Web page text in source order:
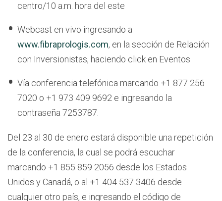
centro/10 a.m. hora del este
Webcast en vivo ingresando a
www.fibraprologis.com, en la sección de Relación
con Inversionistas, haciendo click en Eventos
Vía conferencia telefónica marcando +1 877 256
7020 o +1 973 409 9692 e ingresando la
contraseña 7253787.
Del 23 al 30 de enero estará disponible una repetición
de la conferencia, la cual se podrá escuchar
marcando +1 855 859 2056 desde los Estados
Unidos y Canadá, o al +1 404 537 3406 desde
cualquier otro país, e ingresando el código de